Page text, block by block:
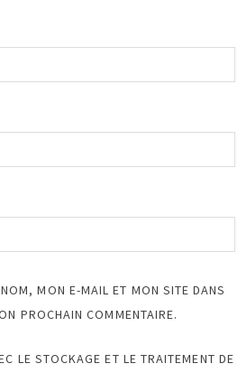
MON E-MAIL ET MON SITE DANS
PROCHAIN COMMENTAIRE.
LE STOCKAGE ET LE TRAITEMENT DE